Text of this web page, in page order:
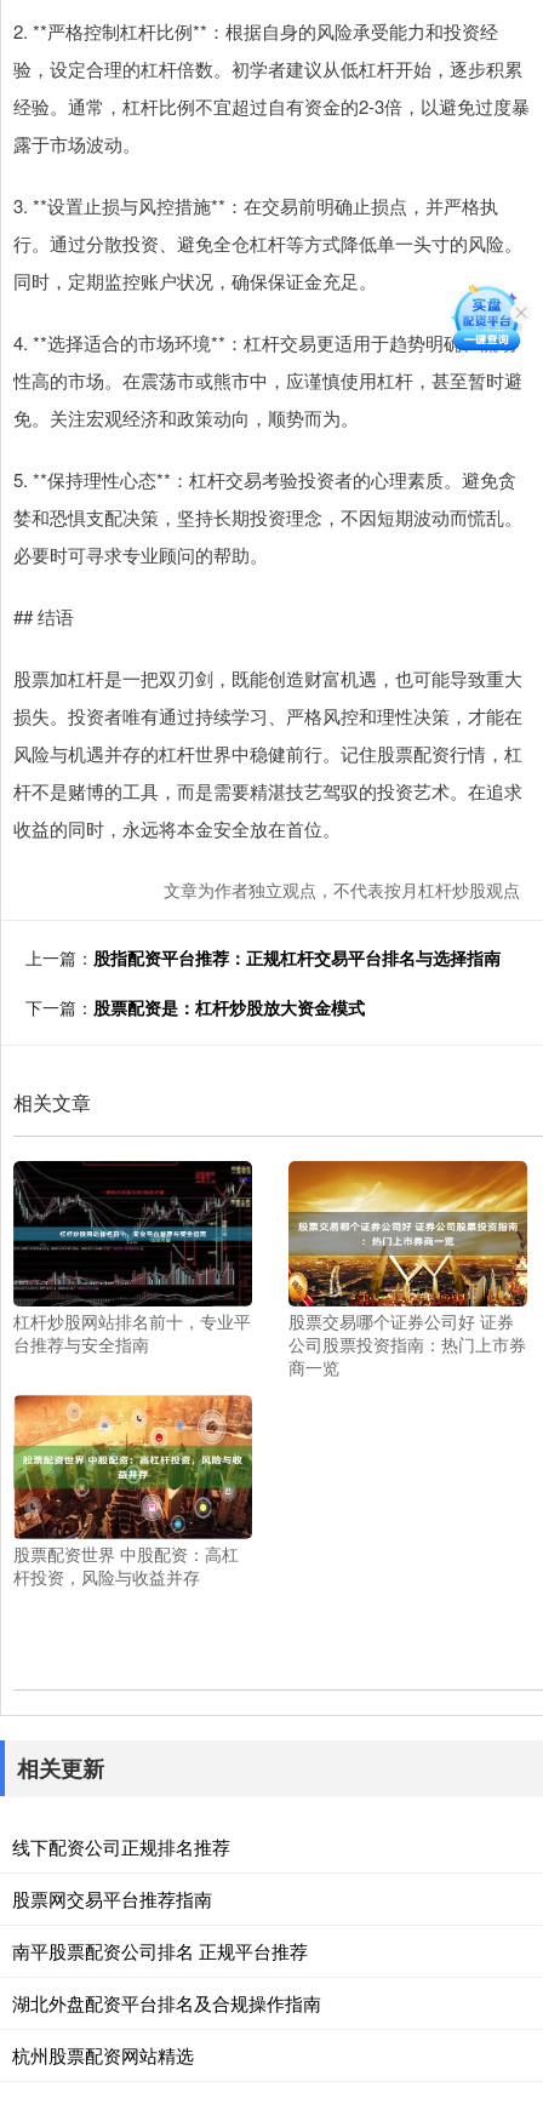
2. **严格控制杠杆比例**：根据自身的风险承受能力和投资经
验，设定合理的杠杆倍数。初学者建议从低杠杆开始，逐步积累
经验。通常，杠杆比例不宜超过自有资金的2-3倍，以避免过度暴
露于市场波动。
3. **设置止损与风控措施**：在交易前明确止损点，并严格执
行。通过分散投资、避免全仓杠杆等方式降低单一头寸的风险。
同时，定期监控账户状况，确保保证金充足。
4. **选择适合的市场环境**：杠杆交易更适用于趋势明确、流动
性高的市场。在震荡市或熊市中，应谨慎使用杠杆，甚至暂时避
免。关注宏观经济和政策动向，顺势而为。
5. **保持理性心态**：杠杆交易考验投资者的心理素质。避免贪
婪和恐惧支配决策，坚持长期投资理念，不因短期波动而慌乱。
必要时可寻求专业顾问的帮助。
## 结语
股票加杠杆是一把双刃剑，既能创造财富机遇，也可能导致重大
损失。投资者唯有通过持续学习、严格风控和理性决策，才能在
风险与机遇并存的杠杆世界中稳健前行。记住股票配资行情，杠
杆不是赌博的工具，而是需要精湛技艺驾驭的投资艺术。在追求
收益的同时，永远将本金安全放在首位。
文章为作者独立观点，不代表按月杠杆炒股观点
上一篇： 股指配资平台推荐：正规杠杆交易平台排名与选择指南
下一篇： 股票配资是：杠杆炒股放大资金模式
相关文章
杠杆炒股网站排名前十，专业平
台推荐与安全指南
股票交易哪个证券公司好 证券
公司股票投资指南：热门上市券
商一览
股票配资世界 中股配资：高杠
杆投资，风险与收益并存
相关更新
线下配资公司正规排名推荐
股票网交易平台推荐指南
南平股票配资公司排名 正规平台推荐
湖北外盘配资平台排名及合规操作指南
杭州股票配资网站精选